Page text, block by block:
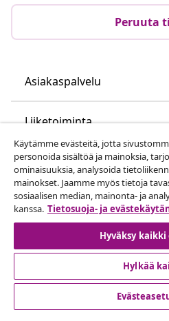
Peruuta
Asiakaspalvelu
Liiketoiminta
vidaXL
Löydä lisää
© 2008-2026 vidaXL
Käytämme evästeitä, jotta
personoida sisältöä ja mainoksia,
ominaisuuksia, analysoida
mainokset. Jaamme myös tietoja
sosiaalisen median, mainonta- ja
kanssa. Tietosuoja- ja
Hyväksy
Hylkää